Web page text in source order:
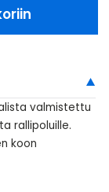
valmistettu
rallipoluille.
koon